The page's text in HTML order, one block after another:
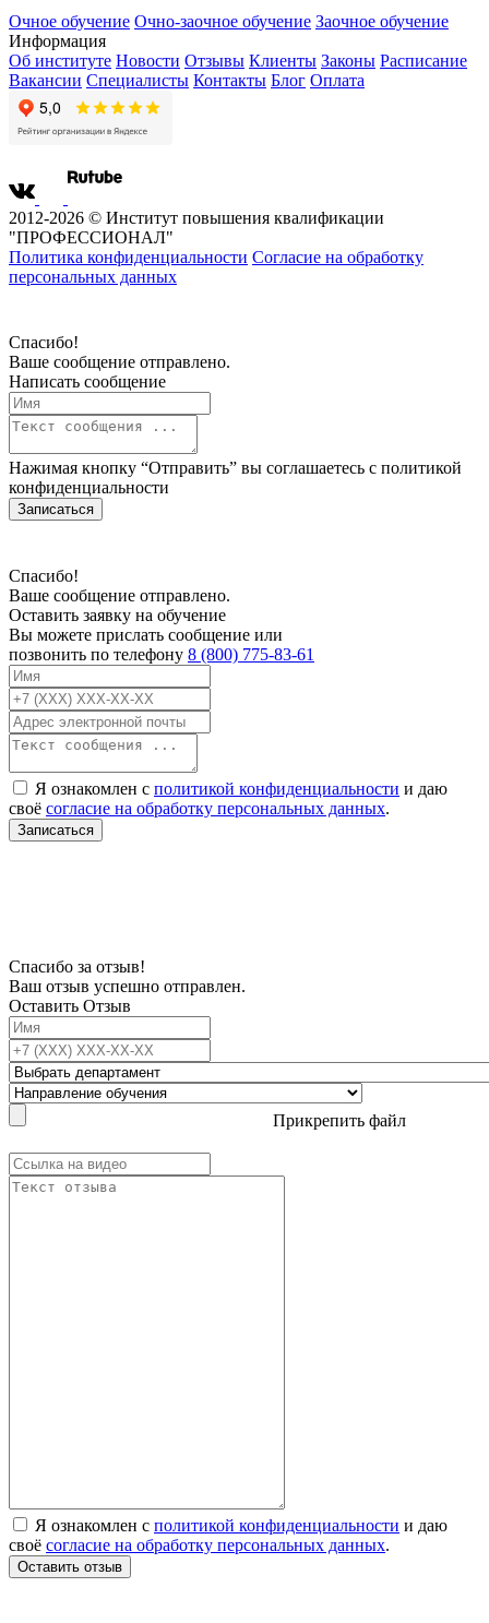
Очное обучение Очно-заочное обучение Заочное обучение
Информация
Об институте Новости Отзывы Клиенты Законы Расписание
Вакансии Специалисты Контакты Блог Оплата
2012-2026 © Институт повышения квалификации
"ПРОФЕССИОНАЛ"
Политика конфиденциальности Согласие на обработку
персональных данных
Спасибо!
Ваше сообщение отправлено.
Написать сообщение
Нажимая кнопку “Отправить” вы соглашаетесь с политикой
конфиденциальности
Записаться
Спасибо!
Ваше сообщение отправлено.
Оставить заявку на обучение
Вы можете прислать сообщение или
позвонить по телефону 8 (800) 775-83-61
Я ознакомлен с политикой конфиденциальности и даю
своё согласие на обработку персональных данных.
Записаться
Спасибо за отзыв!
Ваш отзыв успешно отправлен.
Оставить Отзыв
Прикрепить файл
Я ознакомлен с политикой конфиденциальности и даю
своё согласие на обработку персональных данных.
Оставить отзыв